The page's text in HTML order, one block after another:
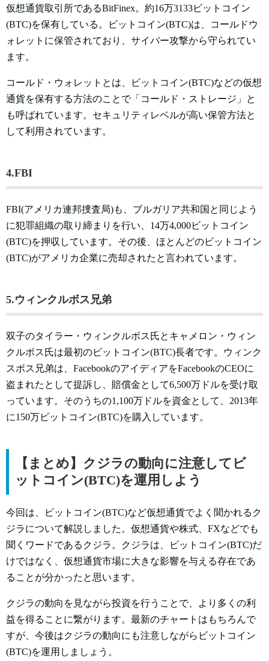
仮想通貨取引所であるBitFinex。約16万3133ビットコイン
(BTC)を保有している。ビットコイン(BTC)は、コールドウ
ォレットに保管されており、サイバー攻撃から守られてい
ます。
コールド・ウォレットとは、ビットコイン(BTC)などの仮想
通貨を保有する方法のことで「コールド・ストレージ」と
も呼ばれています。セキュリティレベルが高い保管方法と
して利用されています。
4.FBI
FBI(アメリカ連邦捜査局)も、ブルガリア共和国と同じよう
に犯罪組織の取り締まりを行い、14万4,000ビットコイン
(BTC)を押収しています。その後、ほとんどのビットコイン
(BTC)がアメリカ企業に売却されたと言われています。
5.ウィンクルボス兄弟
双子のタイラー・ウィンクルボス氏とキャメロン・ウィン
クルボス氏は最初のビットコイン(BTC)長者です。ウィンク
スボス兄弟は、FacebookのアイディアをFacebookのCEOに
盗まれたとして提訴し、賠償金として6,500万ドルを受け取
っています。そのうちの1,100万ドルを資金として、2013年
に150万ビットコイン(BTC)を購入しています。
【まとめ】クジラの動向に注意してビ
ットコイン(BTC)を運用しよう
今回は、ビットコイン(BTC)など仮想通貨でよく聞かれるク
ジラについて解説しました。仮想通貨や株式、FXなどでも
聞くワードであるクジラ。クジラは、ビットコイン(BTC)だ
けではなく、仮想通貨市場に大きな影響を与える存在であ
ることが分かったと思います。
クジラの動向を見ながら投資を行うことで、より多くの利
益を得ることに繋がります。最新のチャートはもちろんで
すが、今後はクジラの動向にも注意しながらビットコイン
(BTC)を運用しましょう。